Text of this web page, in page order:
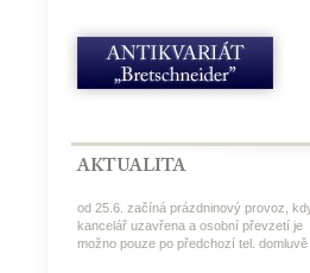
od 25.6. začíná prázdninový provoz,
kancelář uzavřena a osobní převzetí je
možno pouze po předchozí tel. domluvě